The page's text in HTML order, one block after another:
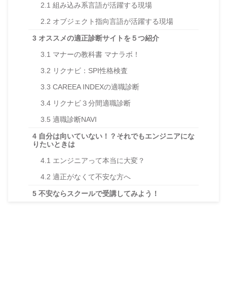
2.1 組み込み系言語が活躍する現場
2.2 オブジェクト指向言語が活躍する現場
3 オススメの適正診断サイトを５つ紹介
3.1 マナーの教科書 マナラボ！
3.2 リクナビ：SPI性格検査
3.3 CAREEA INDEXの適職診断
3.4 リクナビ３分間適職診断
3.5 適職診断NAVI
4 自分は向いていない！？それでもエンジニアにな
りたいときは
4.1 エンジニアって本当に大変？
4.2 適正がなくて不安な方へ
5 不安ならスクールで受講してみよう！